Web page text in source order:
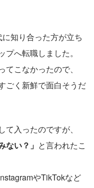
知り合った方が立ち
へ転職しました。
こなかったので、
ごく新鮮で面白そうだ
入ったのですが、
ない？」 と言われたこ
やTikTokなど